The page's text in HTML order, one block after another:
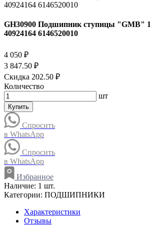
GH30900 Подшипник ступицы "GMB"
40924164 6146520010
4 050 ₽
3 847.50 ₽
Скидка 202.50 ₽
Количество
шт
Купить
Спросить
в WhatsApp
Спросить
в WhatsApp
Избранное
Наличие: 1 шт.
Категории: ПОДШИПНИКИ
Характеристики
Отзывы